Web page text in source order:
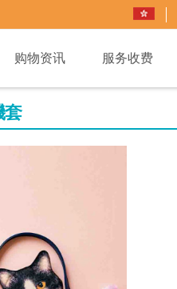
购物资讯 服务收费
套